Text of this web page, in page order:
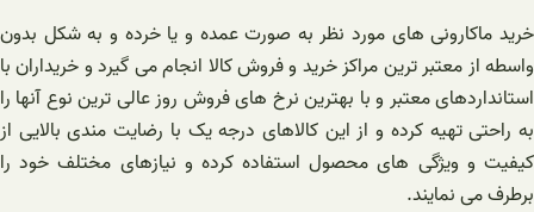
خرید ماکارونی های مورد نظر به صورت عمده و یا خرده و به شکل بدون
واسطه از معتبر ترین مراکز خرید و فروش کالا انجام می گیرد و خریداران با
استانداردهای معتبر و با بهترین نرخ های فروش روز عالی ترین نوع آنها را
به راحتی تهیه کرده و از این کالاهای درجه یک با رضایت مندی بالایی از
کیفیت و ویژگی های محصول استفاده کرده و نیازهای مختلف خود را
برطرف می نمایند.